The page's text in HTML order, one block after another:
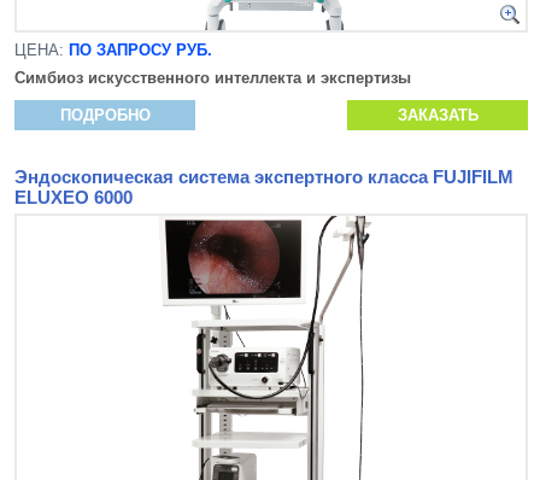
ЦЕНА: ПО ЗАПРОСУ РУБ.
Симбиоз искусственного интеллекта и экспертизы
ПОДРОБНО ЗАКАЗАТЬ
Эндоскопическая система экспертного класса FUJIFILM
ELUXEO 6000